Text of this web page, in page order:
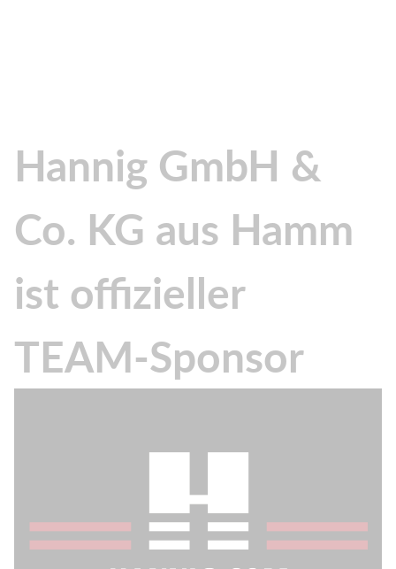
Hannig GmbH &
Co. KG aus Hamm
ist offizieller
TEAM-Sponsor